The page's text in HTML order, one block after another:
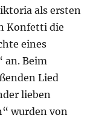
als ersten
Konfetti die
eines
an. Beim
Lied
lieben
wurden von